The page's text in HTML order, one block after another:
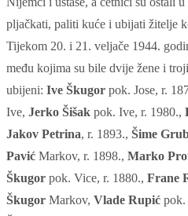
pljačkati, paliti kuće i ubijati žitelje
Tijekom 20. i 21. veljače 1944.
među kojima su bile dvije žene i
ubijeni: Ive Škugorpok. Jose, r.
Ive, Jerko Šišakpok. Ive, r. 1980.,
Jakov Petrina, r. 1893., Šime
PavićMarkov, r. 1898., Marko
Škugorpok. Vice, r. 1880., Frane
ŠkugorMarkov, Vlade Rupićpok.